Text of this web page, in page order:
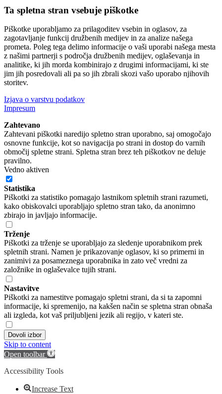
Ta spletna stran vsebuje piškotke
Piškotke uporabljamo za prilagoditev vsebin in oglasov, za
zagotavljanje funkcij družbenih medijev in za analize našega
prometa. Poleg tega delimo informacije o vaši uporabi našega mesta
z našimi partnerji s področja družbenih medijev, oglaševanja in
analitike, ki jih morda kombinirajo z drugimi informacijami, ki ste
jim jih posredovali ali pa so jih zbrali skozi vašo uporabo njihovih
storitev.
Izjava o varstvu podatkov
Impresum
Zahtevano
Zahtevani piškotki naredijo spletno stran uporabno, saj omogočajo
osnovne funkcije, kot so navigacija po strani in dostop do varnih
območij spletne strani. Spletna stran brez teh piškotkov ne deluje
pravilno.
Vedno aktiven
Statistika
Piškotki za statistiko pomagajo lastnikom spletnih strani razumeti,
kako obiskovalci uporabljajo spletno stran tako, da anonimno
zbirajo in javljajo informacije.
Trženje
Piškotki za trženje se uporabljajo za sledenje uporabnikom prek
spletnih strani. Namen je prikazovanje oglasov, ki so primerni in
zanimivi za posameznega uporabnika in zato več vredni za
založnike in oglaševalce tujih strani.
Nastavitve
Piškotki za namestitve pomagajo spletni strani, da si ta zapomni
informacije, ki spremenijo, na kakšen način se spletna stran obnaša
ali izgleda, kot vaš priljubljeni jezik ali regijo, v kateri ste.
Dovoli izbor
Skip to content
Open toolbar
Accessibility Tools
Increase Text